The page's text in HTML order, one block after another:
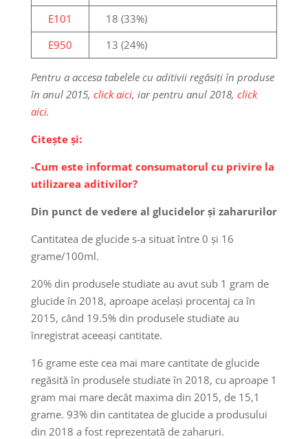
E101
18 (33%)
E950
13 (24%)
Pentru a accesa tabelele cu aditivii regăsiți în produse
în anul 2015, click aici, iar pentru anul 2018, click
aici.
Citește și:
-Cum este informat consumatorul cu privire la
utilizarea aditivilor?
Din punct de vedere al glucidelor și zaharurilor
Cantitatea de glucide s-a situat între 0 și 16
grame/100ml.
20% din produsele studiate au avut sub 1 gram de
glucide în 2018, aproape același procentaj ca în
2015, când 19.5% din produsele studiate au
înregistrat aceeași cantitate.
16 grame este cea mai mare cantitate de glucide
regăsită în produsele studiate în 2018, cu aproape 1
gram mai mare decât maxima din 2015, de 15,1
grame. 93% din cantitatea de glucide a produsului
din 2018 a fost reprezentată de zaharuri.